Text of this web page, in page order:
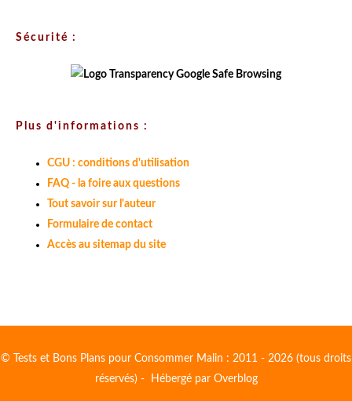
Sécurité :
Plus d'informations :
CGU : conditions d'utilisation
FAQ - la foire aux questions
Tout savoir sur l'auteur
Formulaire de contact
Accès au sitemap du site
© Tests et Bons Plans pour Consommer Malin : 2011 - 2026 (tous droits
réservés) - Hébergé par Overblog